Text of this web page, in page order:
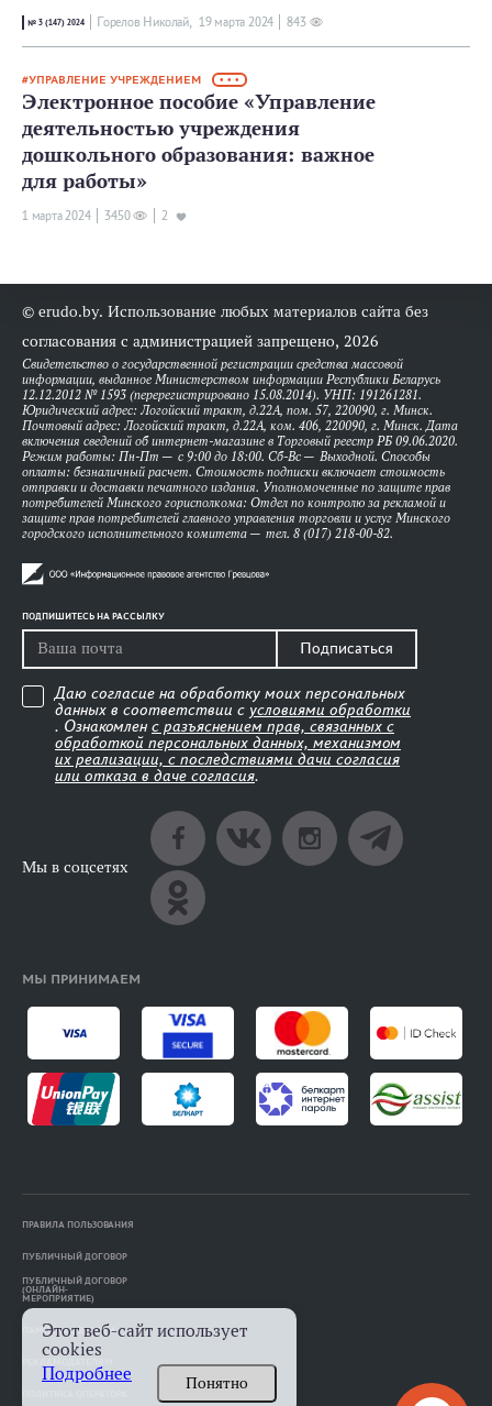
№ 3 (147) 2024 Горелов Николай, 19 мартa 2024 843
УПРАВЛЕНИЕ УЧРЕЖДЕНИЕМ • • •
Электронное пособие «Управление
деятельностью учреждения
дошкольного образования: важное
для работы»
1 мартa 2024 3450 2
© erudo.by. Использование любых материалов сайта без
согласования с администрацией запрещено, 2026
Свидетельство о государственной регистрации средства массовой
информации, выданное Министерством информации Республики Беларусь
12.12.2012 № 1593 (перерегистрировано 15.08.2014). УНП: 191261281.
Юридический адрес: Логойский тракт, д.22А, пом. 57, 220090, г. Минск.
Почтовый адрес: Логойский тракт, д.22А, ком. 406, 220090, г. Минск. Дата
включения сведений об интернет-магазине в Торговый реестр РБ 09.06.2020.
Режим работы: Пн-Пт — с 9:00 до 18:00. Сб-Вс — Выходной. Способы
оплаты: безналичный расчет. Стоимость подписки включает стоимость
отправки и доставки печатного издания. Уполномоченные по защите прав
потребителей Минского горисполкома: Отдел по контролю за рекламой и
защите прав потребителей главного управления торговли и услуг Минского
городского исполнительного комитета — тел. 8 (017) 218-00-82.
ПОДПИШИТЕСЬ НА РАССЫЛКУ
Подписаться
Даю согласие на обработку моих персональных
данных в соответствии с условиями обработки
. Ознакомлен с разъяснением прав, связанных с
обработкой персональных данных, механизмом
их реализации, с последствиями дачи согласия
или отказа в даче согласия.
Мы в соцсетях
МЫ ПРИНИМАЕМ
ПРАВИЛА ПОЛЬЗОВАНИЯ
ПУБЛИЧНЫЙ ДОГОВОР
ПУБЛИЧНЫЙ ДОГОВОР
(ОНЛАЙН-
МЕРОПРИЯТИЕ)
ПАМЯТКА АВТОРАМ
Этот веб-сайт использует
cookies
Подробнее
Понятно